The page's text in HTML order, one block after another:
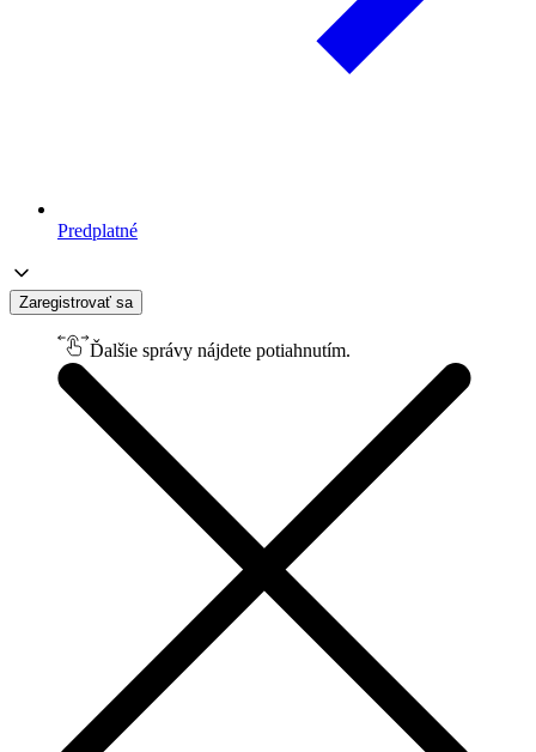
Predplatné
Zaregistrovať sa
Ďalšie správy nájdete potiahnutím.